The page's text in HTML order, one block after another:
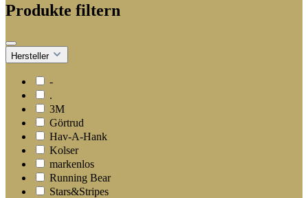
Produkte filtern
Hersteller
-
.
3M
Görtrud
Hav-A-Hank
Kolser
markenlos
Running Bear
Stars&Stripes